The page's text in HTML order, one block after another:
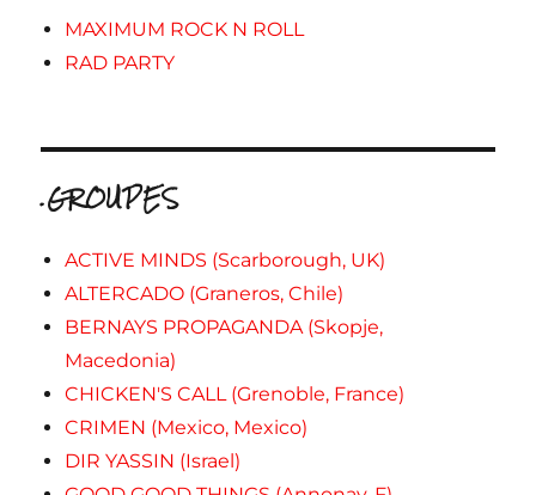
MAXIMUM ROCK N ROLL
RAD PARTY
.GROUPES
ACTIVE MINDS (Scarborough, UK)
ALTERCADO (Graneros, Chile)
BERNAYS PROPAGANDA (Skopje,
Macedonia)
CHICKEN'S CALL (Grenoble, France)
CRIMEN (Mexico, Mexico)
DIR YASSIN (Israel)